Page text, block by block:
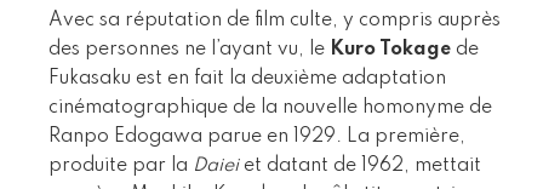
Avec sa réputation de film culte, y compris auprès
des personnes ne l’ayant vu, le Kuro Tokage de
Fukasaku est en fait la deuxième adaptation
cinématographique de la nouvelle homonyme de
Ranpo Edogawa parue en 1929. La première,
produite par la Daieiet datant de 1962, mettait